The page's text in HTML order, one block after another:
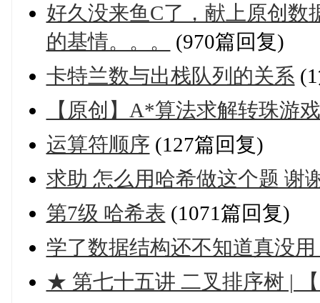
好久没来鱼C了，献上原创
的基情。。。
(970篇回复)
卡特兰数与出栈队列的关系
【原创】A*算法求解转珠游
运算符顺序 (127篇回复)
求助 怎么用哈希做这个题 谢
第7级 哈希表 (1071篇回复)
学了数据结构还不知道真没
★ 第七十五讲 二叉排序树 |